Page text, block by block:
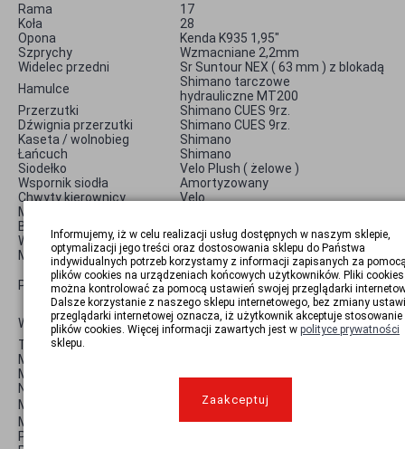
Rama
17
Koła
28
Opona
Kenda K935 1,95″
Szprychy
Wzmacniane 2,2mm
Widelec przedni
Sr Suntour NEX ( 63 mm ) z blokadą
Hamulce
Shimano tarczowe
hydrauliczne MT200
Przerzutki
Shimano CUES 9rz.
Dźwignia przerzutki
Shimano CUES 9rz.
Kaseta / wolnobieg
Shimano
Łańcuch
Shimano
Siodełko
Velo Plush ( żelowe )
Wspornik siodła
Amortyzowany
Chwyty kierownicy
Velo
Mostek kierownicy
Błotniki
Waga
< 24kg
Max. obciążenie
125kg
PARAMETRY ELEKTRYCZNE
Wyświetlacz
centralny
KD-716
Tryby wspomagania
Marka silnika
Moc nominalna
Napięcie
Moment obrotowy
70Nm
Mocowanie silnika
centralny
Prędkość
Informujemy, iż w celu realizacji usług dostępnych w naszym sklepie,
optymalizacji jego treści oraz dostosowania sklepu do Państwa
indywidualnych potrzeb korzystamy z informacji zapisanych za
plików cookies na urządzeniach końcowych użytkowników. Pliki cookies
można kontrolować za pomocą ustawień swojej przeglądarki
Dalsze korzystanie z naszego sklepu internetowego, bez zmiany
przeglądarki internetowej oznacza, iż użytkownik akceptuje stosowanie
plików cookies. Więcej informacji zawartych jest w polityce prywatności
sklepu.
Zaakceptuj